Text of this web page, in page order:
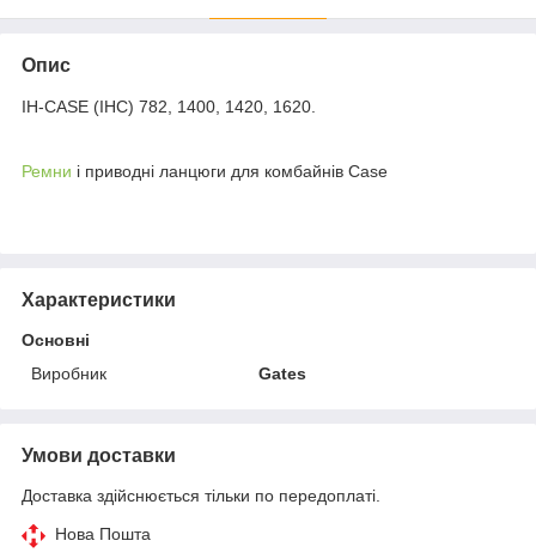
Опис
IH-CASE (IHC) 782, 1400, 1420, 1620.
Ремни і приводні ланцюги для комбайнів Case
Характеристики
Основні
Виробник
Gates
Умови доставки
Доставка здійснюється тільки по передоплаті.
Нова Пошта